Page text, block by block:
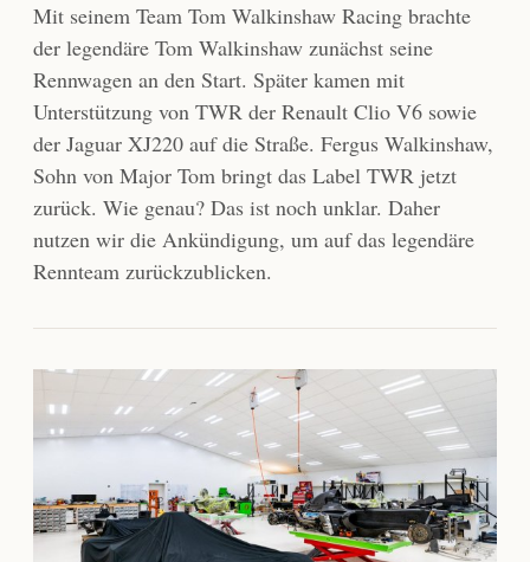
Mit seinem Team Tom Walkinshaw Racing brachte
der legendäre Tom Walkinshaw zunächst seine
Rennwagen an den Start. Später kamen mit
Unterstützung von TWR der Renault Clio V6 sowie
der Jaguar XJ220 auf die Straße. Fergus Walkinshaw,
Sohn von Major Tom bringt das Label TWR jetzt
zurück. Wie genau? Das ist noch unklar. Daher
nutzen wir die Ankündigung, um auf das legendäre
Rennteam zurückzublicken.